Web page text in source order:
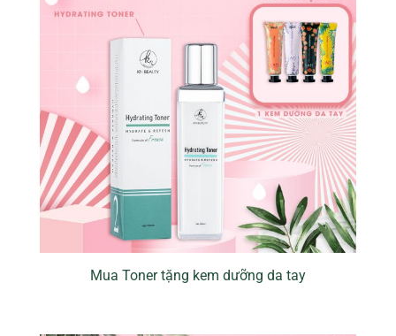
Mua Toner tặng kem dưỡng da tay